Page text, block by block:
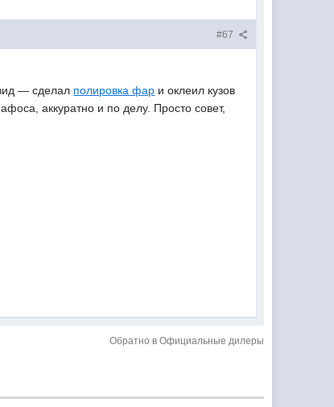
#67
— сделал полировка фар и оклеил кузов
аккуратно и по делу. Просто совет,
Обратно в Официальные дилеры